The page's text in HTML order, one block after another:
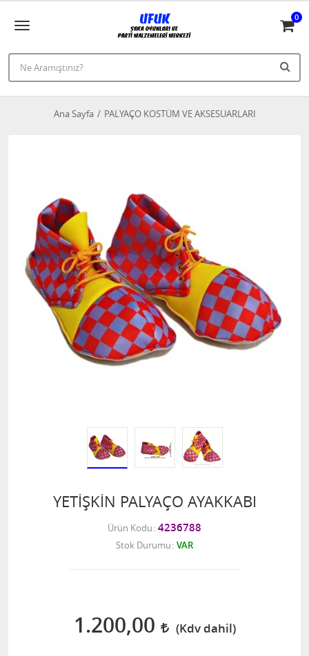
0
Ana Sayfa PALYAÇO KOSTÜM VE AKSESUARLARI
YETİŞKİN PALYAÇO AYAKKABI
Ürün Kodu 4236788
Stok Durumu VAR
1.200,00